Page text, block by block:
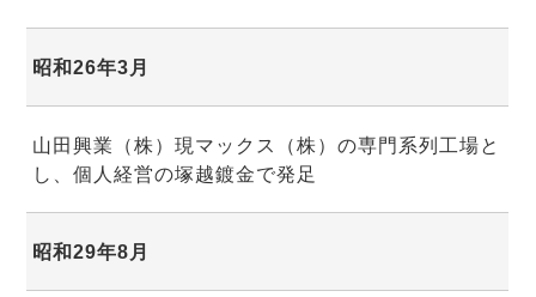
昭和26年3月
山田興業（株）現マックス（株）の専門系列工場と
し、個人経営の塚越鍍金で発足
昭和29年8月